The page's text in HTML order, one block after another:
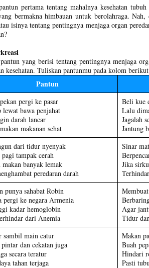
pertama tentang mahalnya kesehatan
bermakna himbauan untuk berolahraga.
isinya tentang pentingnya menjaga organ
yang berisi tentang pentingnya menjaga
kesehatan. Tuliskan pantunmu pada kolom
Pantun
pergi ke pasar
lewat bawa penjahat
darah lancar
makanan sehat
Beli kue
Lalu
Jagalah
Jantung
dari tidur nyenyak
tampak cerah
makan banyak lemak
peredaran darah
Sinar
Jika
punya sahabat Robin
pergi ke negara Armenia
kadar hemoglobin
dari Anemia
Agar
Tidur
sambil main catur
dan cekatan juga
secara teratur
tahan terjaga
Makan
Buah
Hindari
Pasti